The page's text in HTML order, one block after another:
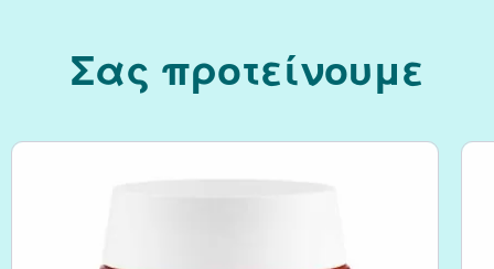
Σας προτείνουμε
Μάκα (Maca)